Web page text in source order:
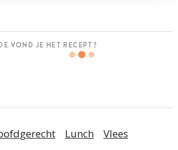
VOND JE HET RECEPT?
Lunch Vlees